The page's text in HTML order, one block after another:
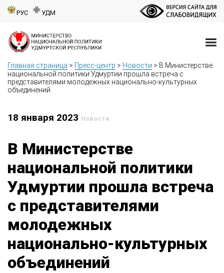
РУС УДМ
Главная страница > Пресс-центр > Новости > В Министерстве
национальной политики Удмуртии прошла встреча с
представителями молодежных национально-культурных
объединений
18 января 2023 Новости
В Министерстве
национальной политики
Удмуртии прошла встреча
с представителями
молодежных
национально-культурных
объединений